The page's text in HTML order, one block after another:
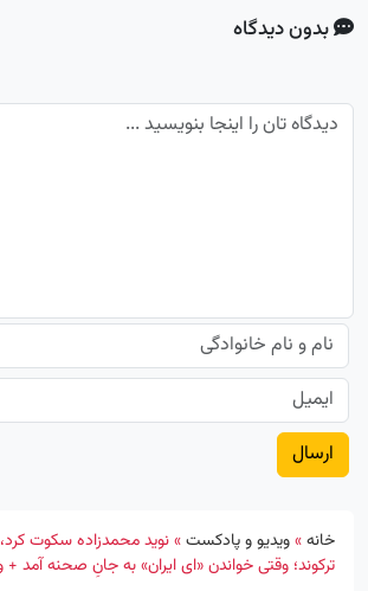
بدون دیدگاه
خانه»ویدیو و پادکست»نوید محمدزاده سکوت
ترکوند؛ وقتی خواندن «ای ایران» به جانِ صحنه آمد +